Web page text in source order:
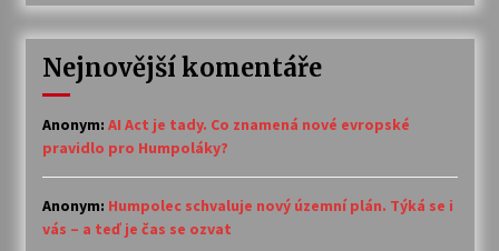
Nejnovější komentáře
Anonym: AI Act je tady. Co znamená nové evropské
pravidlo pro Humpoláky?
Anonym: Humpolec schvaluje nový územní plán. Týká se i
vás – a teď je čas se ozvat